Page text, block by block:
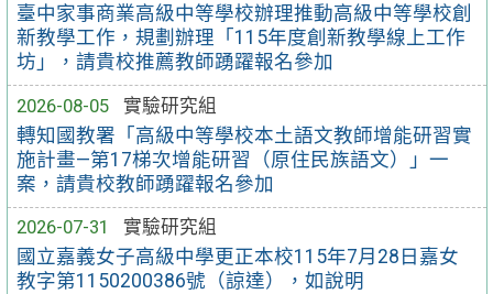
臺中家事商業高級中等學校辦理推動高級中等學校創
新教學工作，規劃辦理「115年度創新教學線上工作
坊」，請貴校推薦教師踴躍報名參加
2026-08-05
實驗研究組
轉知國教署「高級中等學校本土語文教師增能研習實
施計畫—第17梯次增能研習（原住民族語文）」一
案，請貴校教師踴躍報名參加
2026-07-31
實驗研究組
國立嘉義女子高級中學更正本校115年7月28日嘉女
教字第1150200386號（諒達），如說明